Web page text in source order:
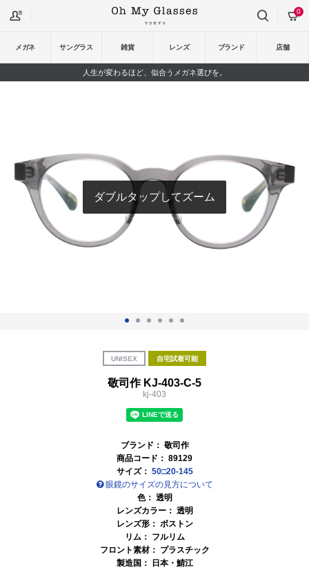
メガネ サングラス 雑貨 レンズ ブランド 店舗
0
人生が変わるほど、似合うメガネ選びを。
ダブルタップしてズーム
UNISEX 自宅試着可能
敬司作 KJ-403-C-5
kj-403
ブランド： 敬司作
商品コード： 89129
サイズ： 50□20-145
眼鏡のサイズの見方について
色： 透明
レンズカラー： 透明
レンズ形： ボストン
リム： フルリム
フロント素材： プラスチック
製造国：
日本・鯖江